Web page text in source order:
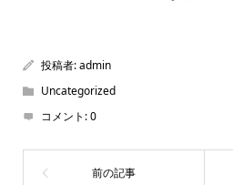
投稿者:admin
Uncategorized
コメント:0